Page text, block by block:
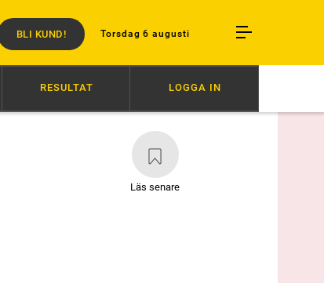
Torsdag 6 augusti
BLI KUND!
SVENSK SUCCÉ I PARIS 16:27 AVSTÄNGD EFTER SLAG
RESULTAT LOGGA IN
Läs senare